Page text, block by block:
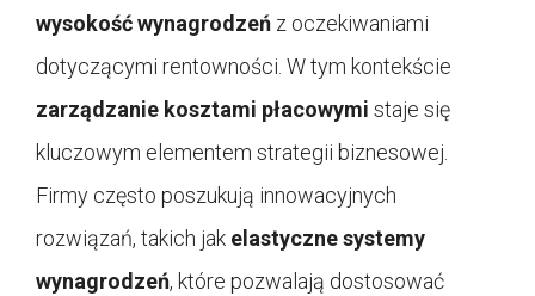
wysokość wynagrodzeń z oczekiwaniami
dotyczącymi rentowności. W tym kontekście
zarządzanie kosztami płacowymi staje się
kluczowym elementem strategii biznesowej.
Firmy często poszukują innowacyjnych
rozwiązań, takich jak elastyczne systemy
wynagrodzeń, które pozwalają dostosować